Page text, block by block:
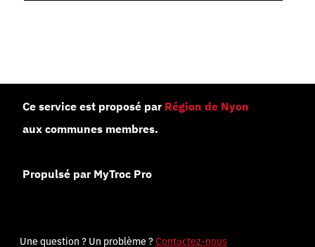
Ce service est proposé par Région de Nyon
aux communes membres.
Propulsé par MyTroc Pro
Une question ? Un problème ?Contactez-nous